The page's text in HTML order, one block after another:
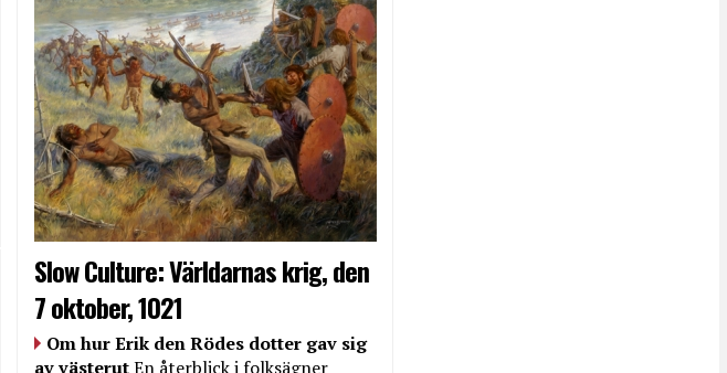
Slow Culture: Världarnas krig, den
7 oktober, 1021
Om hur Erik den Rödes dotter gav sig
av västerutEn återblick i folksägner